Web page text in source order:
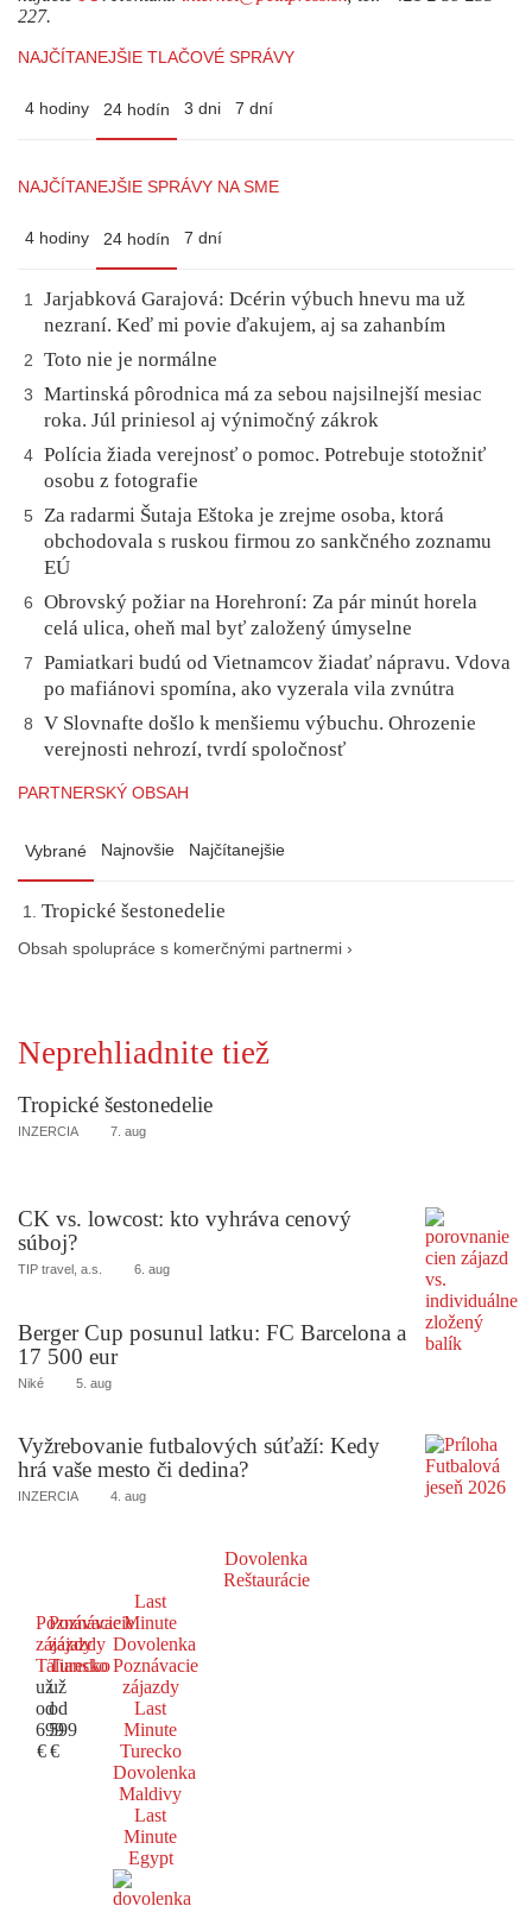
227.
NAJČÍTANEJŠIE TLAČOVÉ SPRÁVY
4 hodiny 24 hodín 3 dni 7 dní
NAJČÍTANEJŠIE SPRÁVY NA SME
4 hodiny 24 hodín 7 dní
1
Jarjabková Garajová: Dcérin výbuch hnevu ma už
nezraní. Keď mi povie ďakujem, aj sa zahanbím
2 Toto nie je normálne
3
Martinská pôrodnica má za sebou najsilnejší mesiac
roka. Júl priniesol aj výnimočný zákrok
4 Polícia žiada verejnosť o pomoc. Potrebuje stotožniť
osobu z fotografie
5
Za radarmi Šutaja Eštoka je zrejme osoba, ktorá
obchodovala s ruskou firmou zo sankčného zoznamu
EÚ
6
Obrovský požiar na Horehroní: Za pár minút horela
celá ulica, oheň mal byť založený úmyselne
7
Pamiatkari budú od Vietnamcov žiadať nápravu. Vdova
po mafiánovi spomína, ako vyzerala vila zvnútra
8
V Slovnafte došlo k menšiemu výbuchu. Ohrozenie
verejnosti nehrozí, tvrdí spoločnosť
PARTNERSKÝ OBSAH
Vybrané Najnovšie Najčítanejšie
Tropické šestonedelie
Obsah spolupráce s komerčnými partnermi ›
Neprehliadnite tiež
Tropické šestonedelie
INZERCIA 7. aug
CK vs. lowcost: kto vyhráva cenový
súboj?
TIP travel, a.s. 6. aug
Berger Cup posunul latku: FC Barcelona a
17 500 eur
Niké 5. aug
Vyžrebovanie futbalových súťaží: Kedy
hrá vaše mesto či dedina?
INZERCIA 4. aug
Dovolenka
Reštaurácie
Poznávacie
zájazdy
Taliansko
už
od
699
€
Poznávacie
zájazdy
Turecko
už
od
599
€
Last
Minute
Dovolenka
Poznávacie
zájazdy
Last
Minute
Turecko
Dovolenka
Maldivy
Last
Minute
Egypt